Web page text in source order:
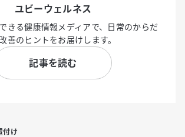
ユビーウェルネス
きる健康情報メディアで、日常のからだ
善のヒントをお届けします。
記事を読む
付け